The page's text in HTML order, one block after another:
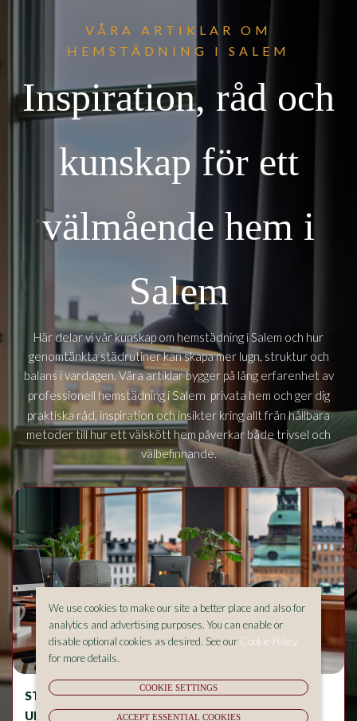
VÅRA ARTIKLAR OM
HEMSTÄDNING I SALEM
Inspiration, råd och
kunskap för ett
välmående hem i
Salem
Här delar vi vår kunskap om hemstädning i Salem och hur
genomtänkta städrutiner kan skapa mer lugn, struktur och
balans i vardagen. Våra artiklar bygger på lång erfarenhet av
professionell hemstädning iSalem privata hem och ger dig
praktiska råd, inspiration och insikter kring allt från hållbara
metoder till hur ett välskött hem påverkar både trivsel och
välbefinnande.
STÄDNING OCH ALLERGIER – VAD BÖR DU
UNDVIKA I HEMMET?
We use cookies to make our site a better place and also for
analytics and advertising purposes. You can enable or
disable optional cookies as desired. See our Cookie Policy
for more details.
COOKIE SETTINGS
ACCEPT ESSENTIAL COOKIES